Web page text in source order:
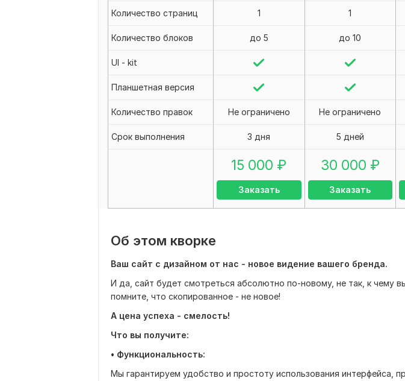
Количество страниц 1 1
Количество блоков до 5 до 10
UI - kit
Планшетная версия
Количество правок Не ограничено Не ограничено
Срок выполнения 3 дня 5 дней
15 000 ₽
Заказать
30 000 ₽
Заказать
Об этом кворке
Ваш сайт с дизайном от нас - новое видение вашего бренда.
И да, сайт будет смотреться абсолютно по-новому, не так, к чему
помните, что скопированное - не новое!
А цена успеха - смелость!
Что вы получите:
• Функциональность:
Мы гарантируем удобство и простоту использования интерфейса,